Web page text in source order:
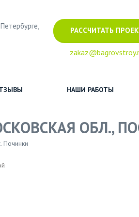
РАССЧИТАТЬ
НАШИ РАБОТЫ
ОБЛ.,
Починки